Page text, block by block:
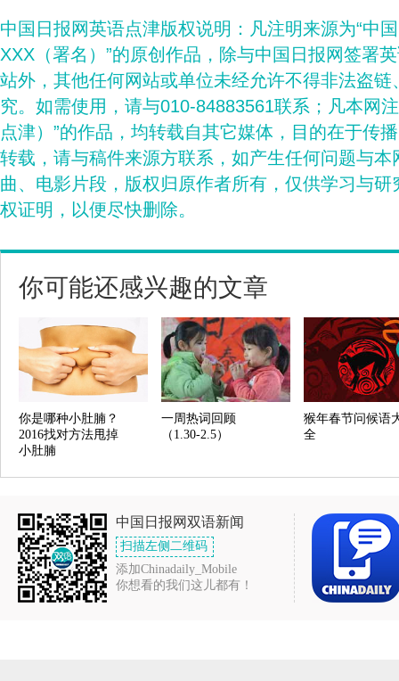
中国日报网英语点津版权说明：凡注明来源为“中
XXX（署名）”的原创作品，除与中国日报网签署
站外，其他任何网站或单位未经允许不得非法盗
究。如需使用，请与010-84883561联系；凡本网
点津）”的作品，均转载自其它媒体，目的在于传
转载，请与稿件来源方联系，如产生任何问题与
曲、电影片段，版权归原作者所有，仅供学习与
权证明，以便尽快删除。
你可能还感兴趣的文章
你是哪种小肚腩？
2016找对方法甩掉
小肚腩
一周热词回顾
（1.30-2.5）
猴年春节问候语
全
中国日报网双语新闻
扫描左侧二维码
添加Chinadaily_Mobile
你想看的我们这儿都有！